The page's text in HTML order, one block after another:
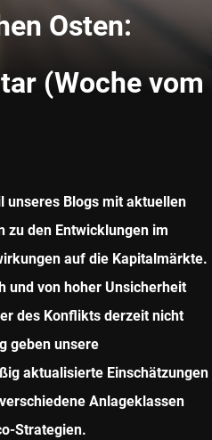
Osten:
(Woche vom
unseres Blogs mit aktuellen
zu den Entwicklungen im
auf die Kapitalmärkte.
und von hoher Unsicherheit
des Konflikts derzeit nicht
geben unsere
aktualisierte Einschätzungen
Anlageklassen
Strategien.